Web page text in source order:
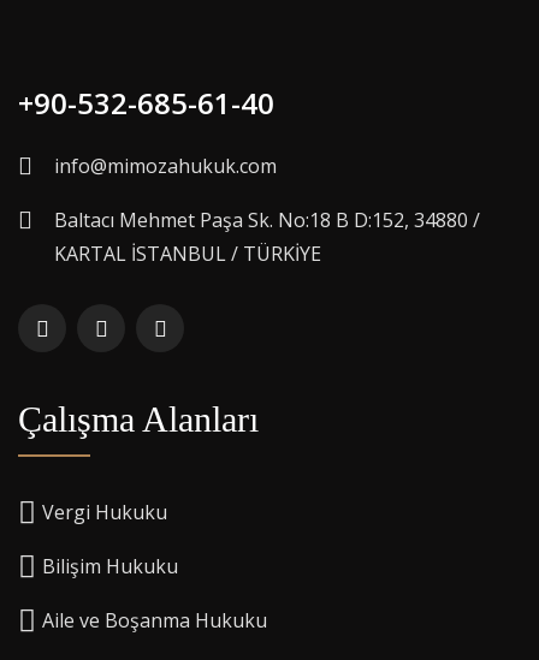
+90-532-685-61-40
info@mimozahukuk.com
Baltacı Mehmet Paşa Sk. No:18 B D:152, 34880 /
KARTAL İSTANBUL / TÜRKİYE
Çalışma Alanları
Vergi Hukuku
Bilişim Hukuku
Aile ve Boşanma Hukuku